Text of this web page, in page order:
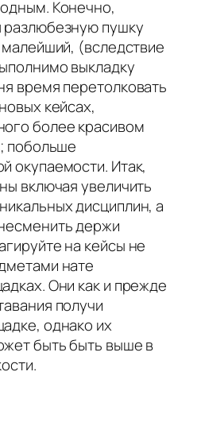
Конечно,
разлюбезную пушку
(вследствие
выкладку
время перетолковать
кейсах,
более красивом
побольше
окупаемости. Итак,
включая увеличить
дисциплин, а
держи
на кейсы не
нате
Они как и прежде
получи
однако их
быть быть выше в